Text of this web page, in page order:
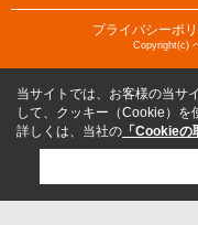
プライバシーポ
Copyright(c)
当サイトでは、お客様の当サ
して、クッキー（Cookie）を
詳しくは、当社の 「Cookieの